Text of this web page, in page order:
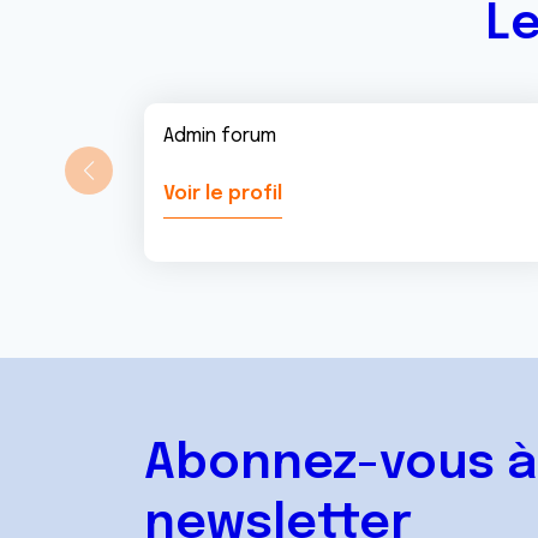
Admin forum
Voir le profil
Abonnez-vous
newsletter